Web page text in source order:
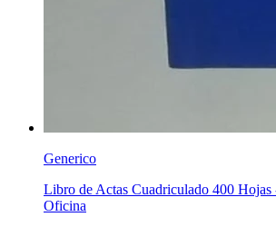
Generico
Libro de Actas Cuadriculado 400 Hojas
Oficina